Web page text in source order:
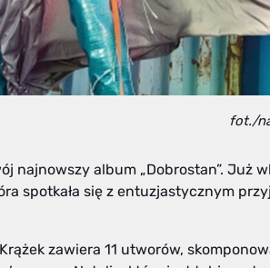
fot./
najnowszy album „Dobrostan”. Już
spotkała się z entuzjastycznym
zawiera 11 utworów,